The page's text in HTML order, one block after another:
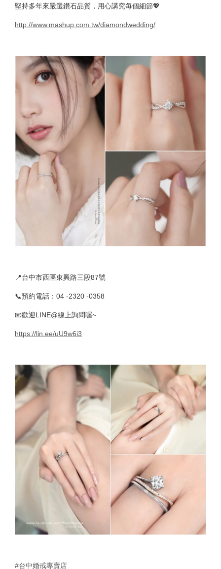
堅持多年來嚴選鑽石品質，用心講究每個細節💖
http://www.mashup.com.tw/diamondwedding/
📍台中市西區東興路三段87號
📞預約電話：04 -2320 -0358
📧歡迎LINE@線上詢問喔~
https://lin.ee/uU9w6i3
#台中婚戒專賣店